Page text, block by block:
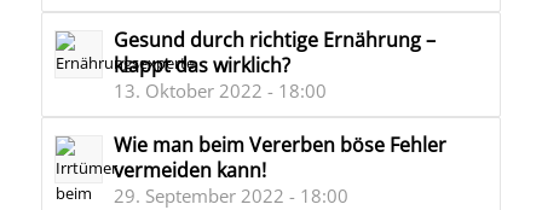
Gesund durch richtige Ernährung –
klappt das wirklich?
13. Oktober 2022 - 18:00
Wie man beim Vererben böse Fehler
vermeiden kann!
29. September 2022 - 18:00